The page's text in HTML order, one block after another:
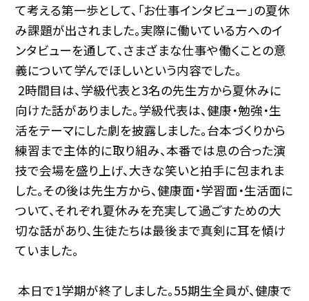
て考える第一歩として、「お仕事インタビュー」の夏休
み課題が出されました。実際に働いている方へのイ
ンタビューを通して、さまざまな仕事や働くことの意
義について学んでほしいという内容でした。
2時間目は、学級代表と3名の先生方から夏休みに
向けた話がありました。学級代表は、健康・勉強・生
活をテーマにした劇を披露しました。台本づくりから
練習まで主体的に取り組み、本番では息の合った演
技で会場を盛り上げ、大きな笑いと拍手に包まれま
した。その後は先生方から、健康面・学習面・生活面に
ついて、それぞれ夏休みを充実して過ごすための大
切な話があり、生徒たちは最後まで真剣に耳を傾け
ていました。
本日で1学期が終了しました。55期生全員が、健康で